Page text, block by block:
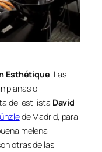
Esthétique. Las
planas o
del estilista David
de Madrid, para
melena
otras de las